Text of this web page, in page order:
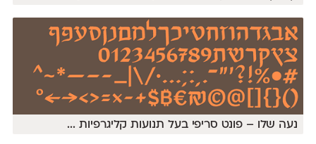
נעה שלו – פונט סריפי בעל תנועות קליגרפיות...